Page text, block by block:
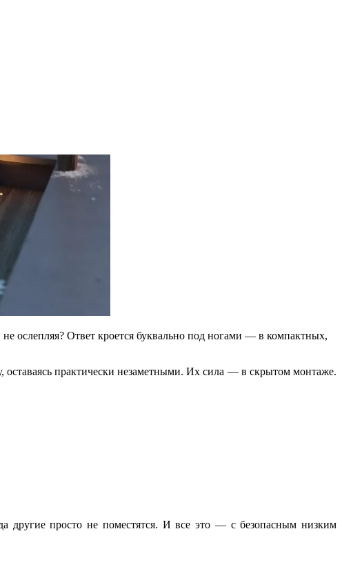
ослепляя? Ответ кроется буквально под ногами — в компактных,
практически незаметными. Их сила — в скрытом монтаже.
другие просто не поместятся. И все это — с безопасным низким